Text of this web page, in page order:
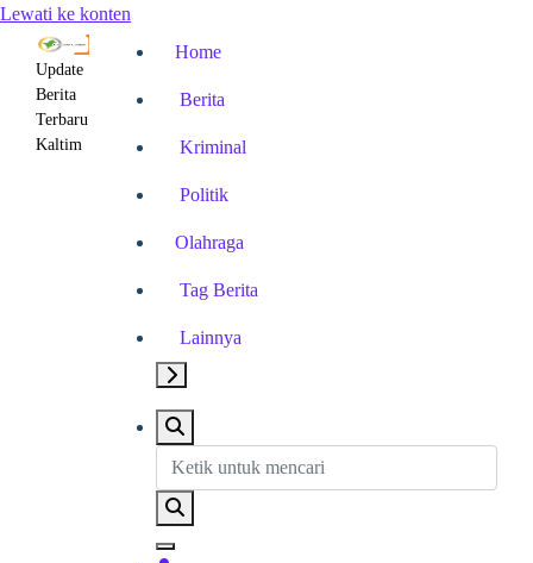
Lewati ke konten
Update
Berita
Terbaru
Kaltim
Home
Berita
Kriminal
Politik
Olahraga
Tag Berita
Lainnya